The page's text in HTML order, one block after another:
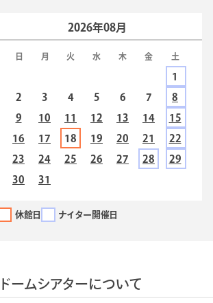
2026年08月
日 月 火 水 木 金 土
1
2
3 4 5 6 7
8
9
10 11 12 13 14
15
16
17 18 19 20 21
22
23
24 25 26 27 28
29
30
31
休館日 ナイター開催日
14:30～15:05 すみっコぐらし ひろい宇宙とオー
ドームシアターについて